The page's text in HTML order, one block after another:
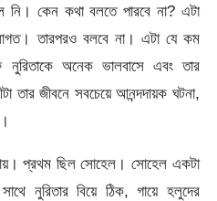
নি। কেন কথা বলতে পারবে না? এটা
তারপরও বলবে না। এটা যে কম
অনেক ভালবাসে এবং তার
তার জীবনে সবচেয়ে আনন্দদায়ক ঘটনা,
প্রথম ছিল সোহেল। সোহেল একটা
নুরিতার বিয়ে ঠিক, গায়ে হলুদের